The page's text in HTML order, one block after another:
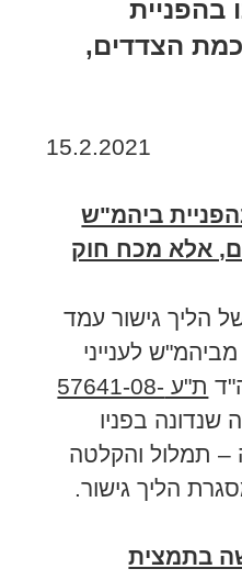
בהפניית
הצדדים,
15.2.2021
ביהמ"ש
אלא מכח חוק
הליך גישור עמד
לענייני
ת"ע 57641-08-
שנדונה בפניו
– תמלול והקלטה
הליך גישור.
בתמצית